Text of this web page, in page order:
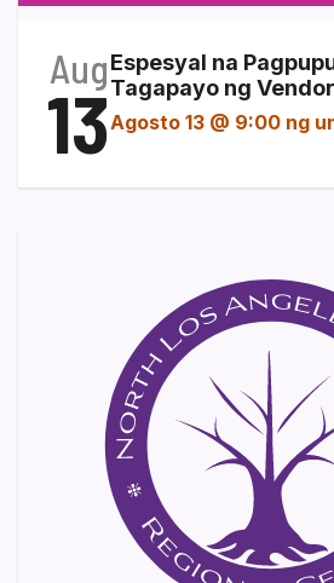
Aug
13
Espesyal na
Tagapayo ng Vendor
Agosto 13 @ 9:00 ng